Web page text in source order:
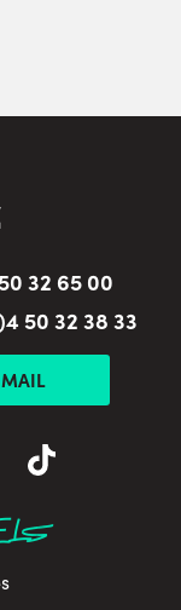
32 65 00
50 32 38 33
MAIL